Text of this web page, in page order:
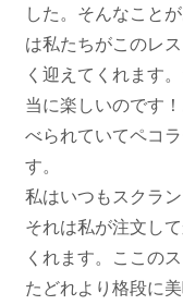
した。そんなこと
は私たちがこのレ
く迎えてくれます
当に楽しいのです
べられていてペコ
す。
私はいつもスクラ
それは私が注文し
くれます。ここの
たどれより格段に